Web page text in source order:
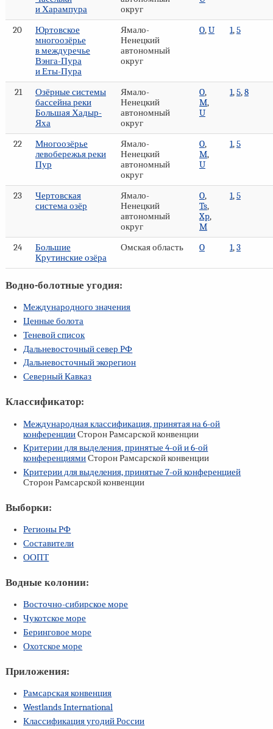
и Харампура
округ
20
Юртовское
многоозёрье
в междуречье
Вэнга-Пура
и Еты-Пура
Ямало-
Ненецкий
автономный
округ
O,U 1,5
21
Озёрные системы
бассейна реки
Большая Хадыр-
Яха
Ямало-
Ненецкий
автономный
округ
O,
M,
U
1,5,8
22
Многоозёрье
левобережья реки
Пур
Ямало-
Ненецкий
автономный
округ
O,
M,
U
1,5
23
Чертовская
система озёр
Ямало-
Ненецкий
автономный
округ
O,
Ts,
Xp,
M
1,5
24
Большие
Крутинские озёра
Омская область O 1,3
Водно-болотные угодия:
Международного значения
Ценные болота
Теневой список
Дальневосточный север РФ
Дальневосточный экорегион
Северный Кавказ
Классификатор:
Международная классификация, принятая на6-ой
конференцииСторон Рамсарской конвенции
Критерии для выделения, принятые4-ойи6-ой
конференциямиСторон Рамсарской конвенции
Критерии для выделения, принятые7-ойконференцией
Сторон Рамсарской конвенции
Выборки:
Регионы РФ
Составители
ООПТ
Водные колонии:
Восточно-сибирское море
Чукотское море
Беринговое море
Охотское море
Приложения:
Рамсарская конвенция
Westlands International
Классификация угодий России